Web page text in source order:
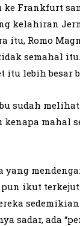
ke Frankfurt
kelahiran
itu, Romo
semahal
itu lebih besar
sudah
mahal
yang
pun ikut
sedemikian
sadar, ada